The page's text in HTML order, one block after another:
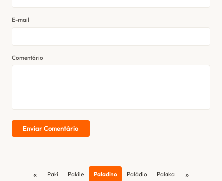
E-mail
Comentário
Enviar Comentário
« Paki Pakile Paladino Paládio Palaka »